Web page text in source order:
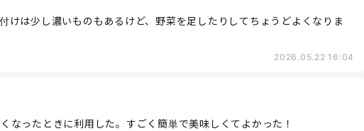
けは少し濃いものもあるけど、野菜を足したりしてちょうどよくなりま
2026.05.22 16:04
なったときに利用した。すごく簡単で美味しくてよかった！